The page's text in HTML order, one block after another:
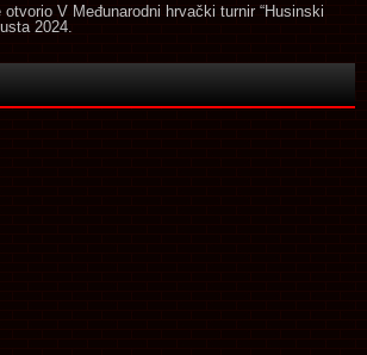
V Međunarodni hrvački turnir “Husinski
2024.